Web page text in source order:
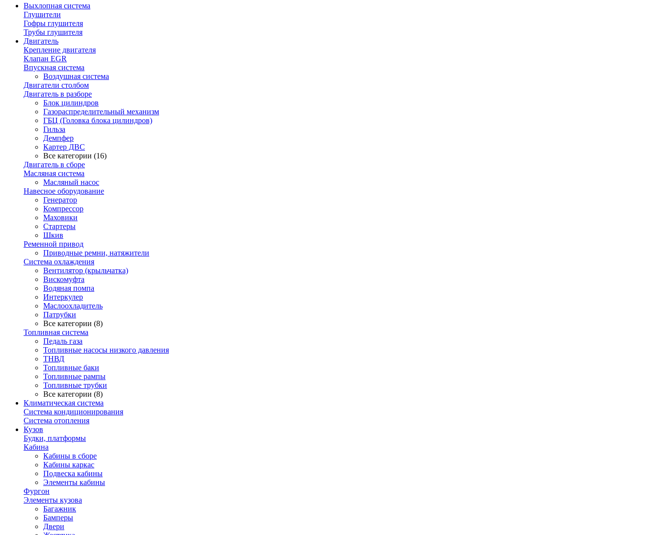
Выхлопная система
Глушители
Гофры глушителя
Трубы глушителя
Двигатель
Крепление двигателя
Клапан EGR
Впускная система
Воздушная система
Двигатели столбом
Двигатель в разборе
Блок цилиндров
Газораспределительный механизм
ГБЦ (Головка блока цилиндров)
Гильза
Демпфер
Картер ДВС
Все категории (16)
Двигатель в сборе
Масляная система
Масляный насос
Навесное оборудование
Генератор
Компрессор
Маховики
Стартеры
Шкив
Ременной привод
Приводные ремни, натяжители
Система охлаждения
Вентилятор (крыльчатка)
Вискомуфта
Водяная помпа
Интеркулер
Маслоохладитель
Патрубки
Все категории (8)
Топливная система
Педаль газа
Топливные насосы низкого давления
ТНВД
Топливные баки
Топливные рампы
Топливные трубки
Все категории (8)
Климатическая система
Система кондиционирования
Система отопления
Кузов
Будки, платформы
Кабина
Кабины в сборе
Кабины каркас
Подвеска кабины
Элементы кабины
Фургон
Элементы кузова
Багажник
Бамперы
Двери